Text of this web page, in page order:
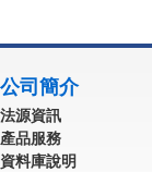
公司簡介
法源資訊
產品服務
資料庫說明